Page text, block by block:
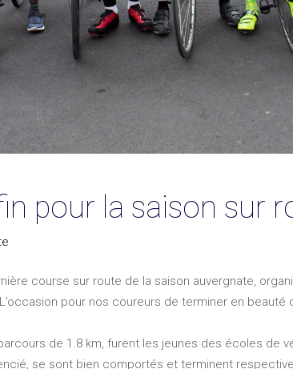
pour la saison sur
course sur route de la saison auvergnate,
pour nos coureurs de terminer en beauté
de 1.8 km, furent les jeunes des écoles de
se sont bien comportés et terminent